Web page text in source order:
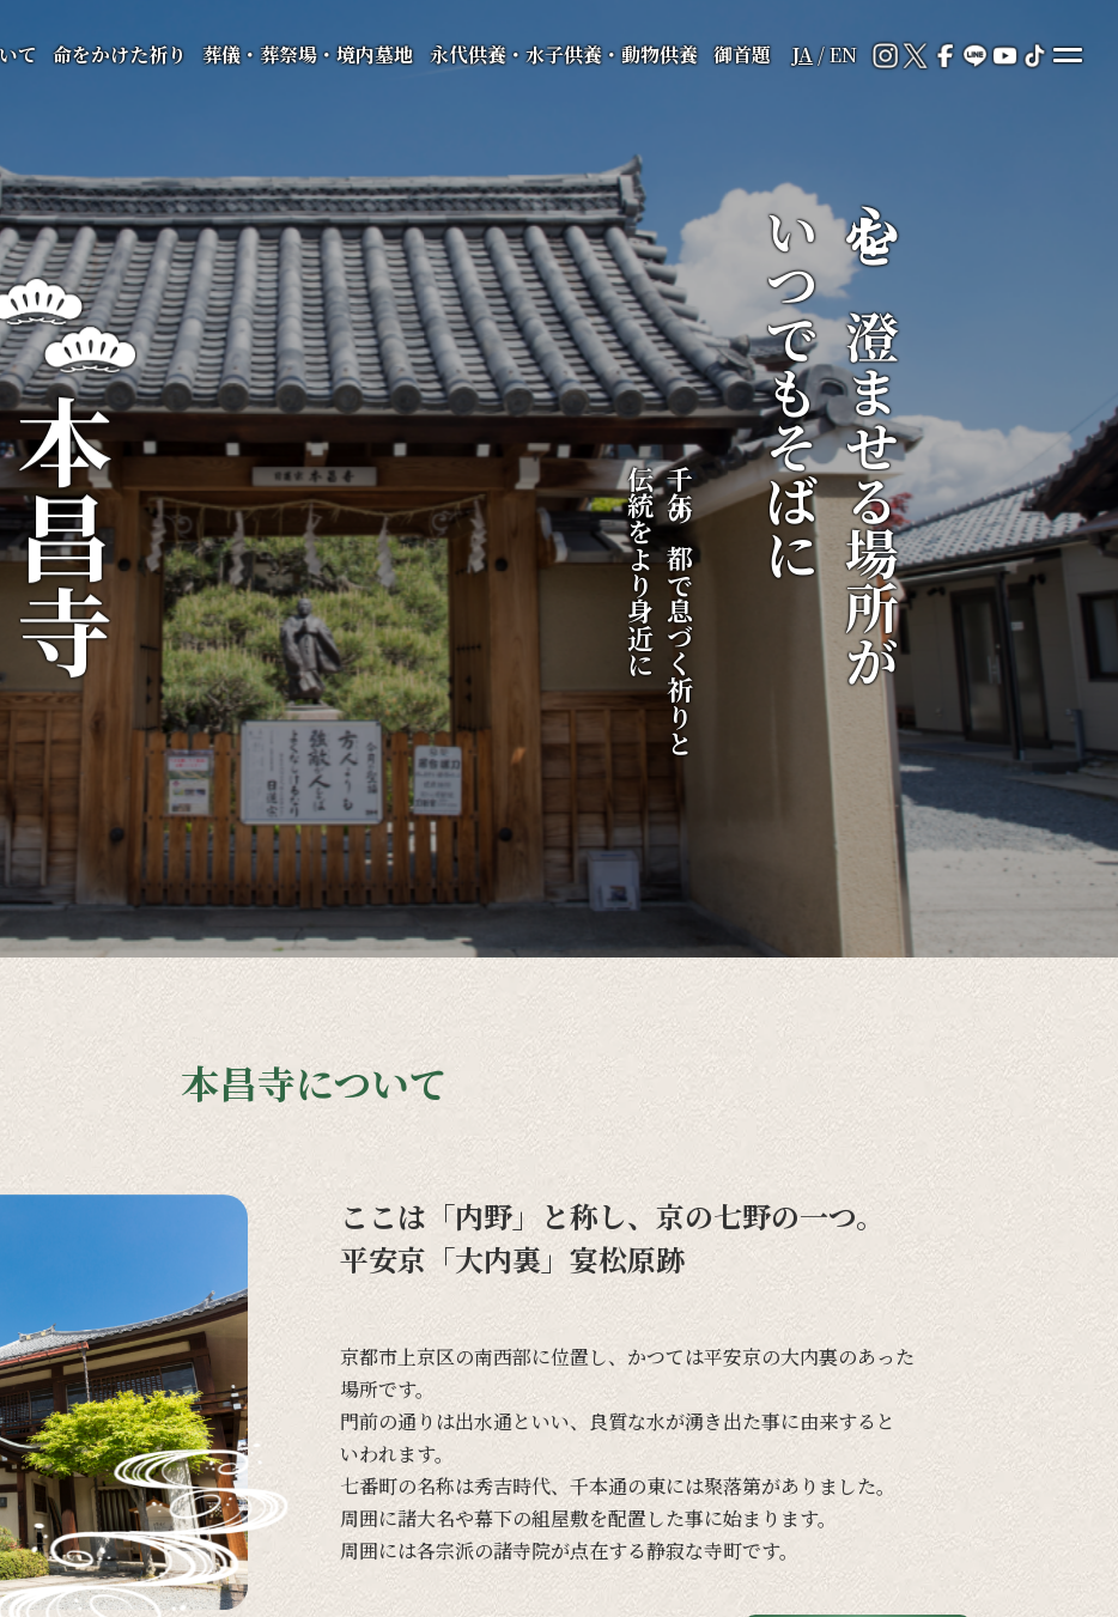
て 命をかけた祈り 葬儀・葬祭場・境内墓地 永代供養・水子供養・動物供養 御首題 JA/EN
心を澄ませる場所が
いつでもそばに
千年の都で息づく祈りと
伝統をより身近に
寺
本昌寺について
ここは「内野」と称し、京の七野の一つ。
平安京「大内裏」宴松原跡
京都市上京区の南西部に位置し、 かつては平安京の大内裏のあった
場所です。
門前の通りは出水通といい、 良質な水が湧き出た事に由来すると
いわれます。
七番町の名称は秀吉時代、千本通の東には聚落第がありました。
周囲に諸大名や幕下の組屋敷を配置した事に始まります。
周囲には各宗派の諸寺院が点在する静寂な寺町です。